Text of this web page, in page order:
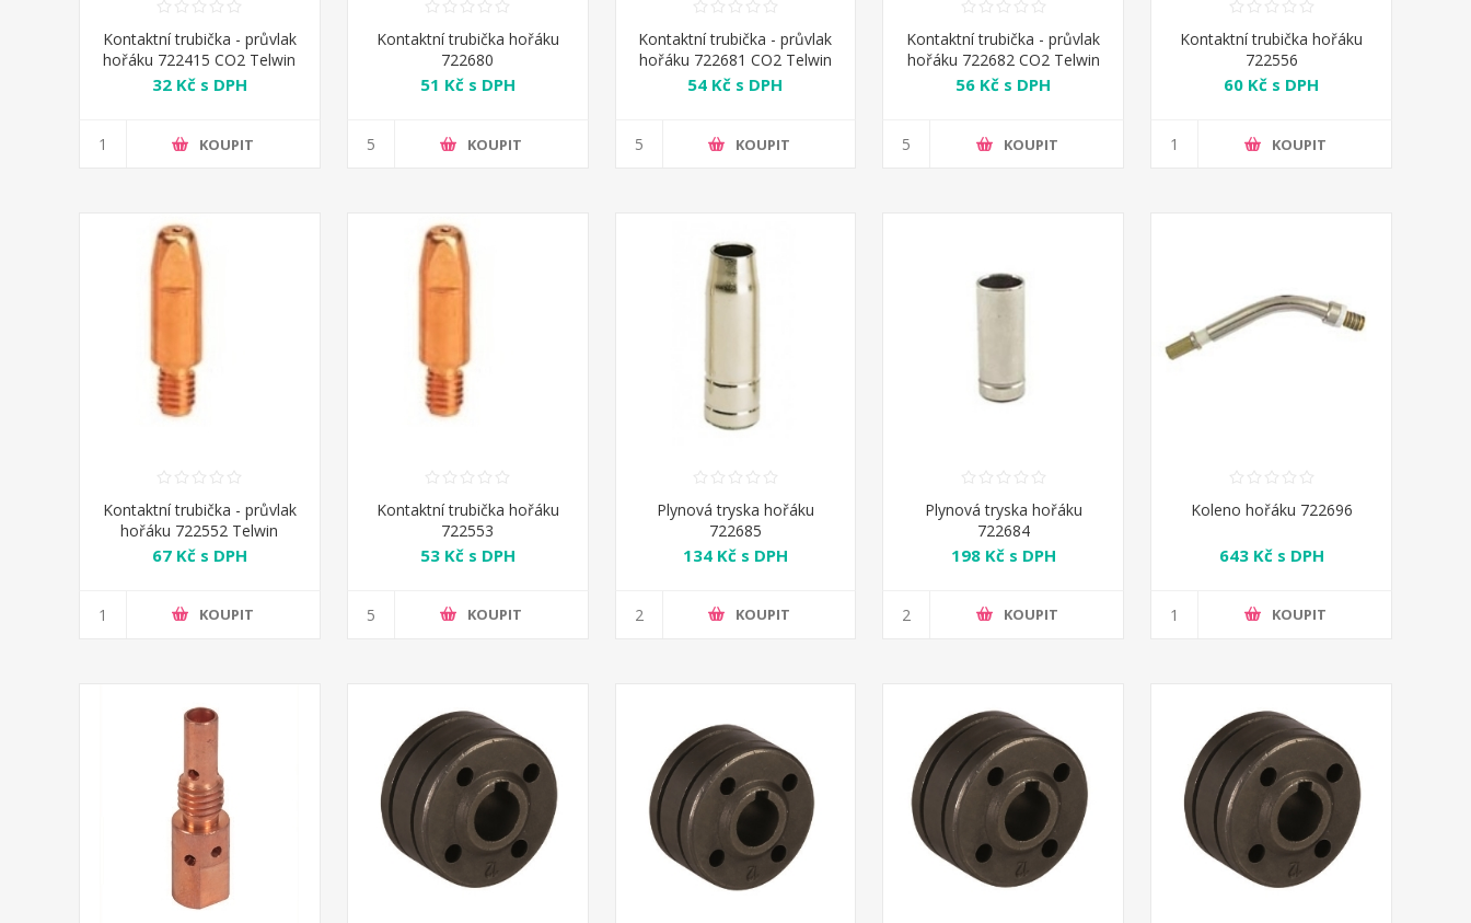
Kontaktní trubička - průvlak
hořáku 722415 CO2 Telwin
32 Kč s DPH
KOUPIT
Kontaktní trubička hořáku
722680
51 Kč s DPH
KOUPIT
Kontaktní trubička - průvlak
hořáku 722681 CO2 Telwin
54 Kč s DPH
KOUPIT
Kontaktní trubička - průvlak
hořáku 722682 CO2 Telwin
56 Kč s DPH
KOUPIT
Kontaktní trubička hořáku
722556
60 Kč s DPH
KOUPIT
Kontaktní trubička - průvlak
hořáku 722552 Telwin
67 Kč s DPH
KOUPIT
Kontaktní trubička hořáku
722553
53 Kč s DPH
KOUPIT
Plynová tryska hořáku
722685
134 Kč s DPH
KOUPIT
Plynová tryska hořáku
722684
198 Kč s DPH
KOUPIT
Koleno hořáku 722696
643 Kč s DPH
KOUPIT